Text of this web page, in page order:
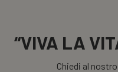
“VIVA LA
Chiedi al